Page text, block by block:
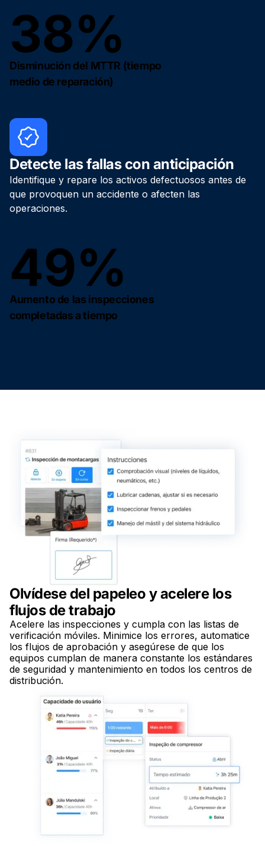
38%
Disminución del MTTR (tiempo
medio de reparación)
Detecte las fallas con anticipación
Identifique y repare los activos defectuosos antes de
que provoquen un accidente o afecten las
operaciones.
49%
Aumento de las inspecciones
completadas a tiempo
Olvídese del papeleo y acelere los
flujos de trabajo
Acelere las inspecciones y cumpla con las listas de
verificación móviles. Minimice los errores, automatice
los flujos de aprobación y asegúrese de que los
equipos cumplan de manera constante los estándares
de seguridad y mantenimiento en todos los centros de
distribución.